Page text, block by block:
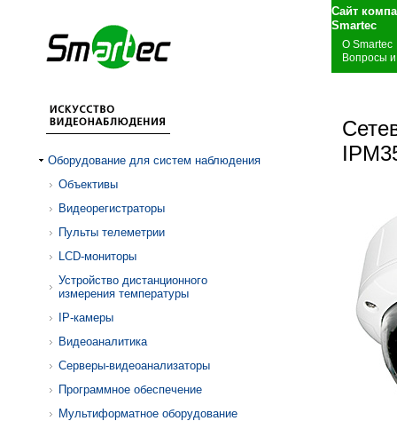
Сайт
О Smartec
Вопросы
Оборудование для систем наблюдения
Объективы
Видеорегистраторы
Пульты телеметрии
LCD-мониторы
Устройство дистанционного
измерения температуры
IP-камеры
Видеоаналитика
Серверы-видеоанализаторы
Программное обеспечение
Мультиформатное оборудование